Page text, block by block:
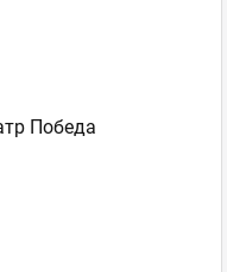
Победа